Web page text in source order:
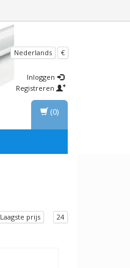
Nederlands €
Inloggen
Registreren
(0)
Laagste prijs 24